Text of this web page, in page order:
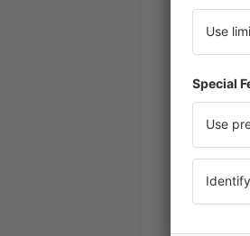
Turkey,
December